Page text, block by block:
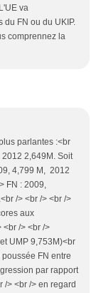
va
FN ou du UKIP.
comprennez la
parlantes :<br
2012 2,649M. Soit
4,799 M, 2012
FN : 2009,
/> <br /> <br />
aux
/> <br />
UMP 9,753M)<br
FN entre
par rapport
/> <br /> en regard